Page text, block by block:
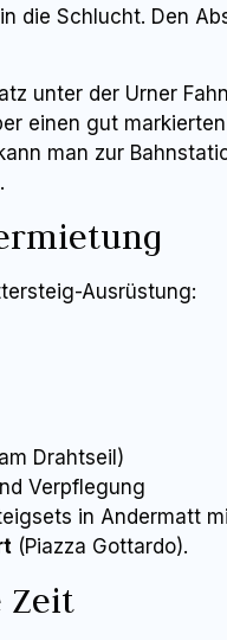
die Schlucht. Den
unter der Urner
einen gut
man zur
Ausrüstung:
Drahtseil)
Verpflegung
in Andermatt
(Piazza Gottardo).
Zeit